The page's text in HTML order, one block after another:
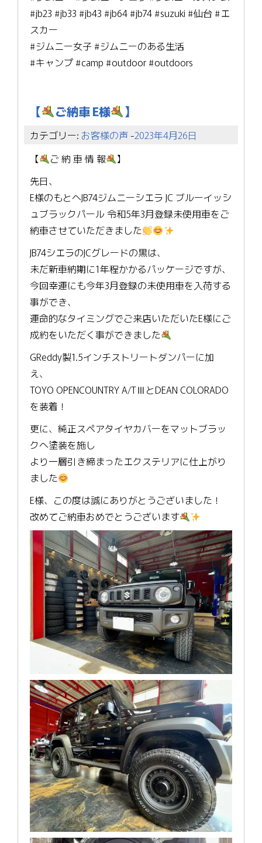
#jb23 #jb33 #jb43 #jb64 #jb74 #suzuki #仙台 #エ
スカー
#ジムニー女子 #ジムニーのある生活
#キャンプ #camp #outdoor #outdoors
【 ご納車 E様 】
カテゴリー: お客様の声-2023年4月26日
【
ご 納 車 情 報
】
先日、
E様のもとへJB74ジムニーシエラ JC ブルーイッシ
ュブラックパール 令和5年3月登録未使用車をご
納車させていただきました
JB74シエラのJCグレードの黒は、
未だ新車納期に1年程かかるパッケージですが、
今回幸運にも今年3月登録の未使用車を入荷する
事ができ、
運命的なタイミングでご来店いただいたE様にご
成約をいただく事ができました
GReddy製1.5インチストリートダンパーに加
え、
TOYO OPENCOUNTRY A/TⅢとDEAN COLORADO
を装着！
更に、純正スペアタイヤカバーをマットブラッ
クへ塗装を施し
より一層引き締まったエクステリアに仕上がり
ました
E様、この度は誠にありがとうございました！
改めてご納車おめでとうございます